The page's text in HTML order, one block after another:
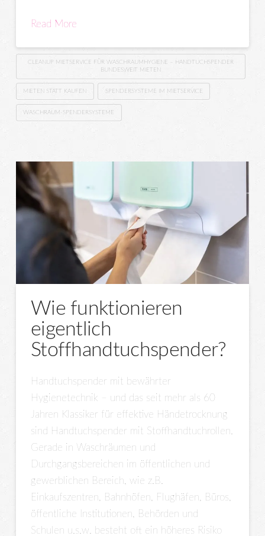
Read More
CLEANUP MIETSERVICE FÜR WASCHRAUMHYGIENE – HANDTUCHSPENDER
BUNDESWEIT MIETEN
MIETEN STATT KAUFEN SPENDERSYSTEME IM MIETSERVICE
WASCHRAUM-SPENDERSYSTEME
Wie funktionieren
eigentlich
Stoffhandtuchspender?
Handtuchspender mit bewährter
Hygienetechnik – und das seit mehr als 60
Jahren Klassiker für effektive Händetrocknung
sind Handtuchspender mit Stoffhandtuchrollen.
Gerade in Waschräumen und
Durchgangsbereichen im öffentlichen und
gewerblichen Bereich, wie z.B.
Einkaufszentren, Bahnhöfen, Flughäfen, Büros,
öffentliche Institutionen, Behörden und
Schulen u.s.w. besteht oft ein höheres Risiko